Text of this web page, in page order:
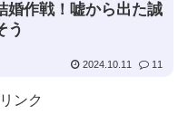
婚作戦！嘘から出た誠
う
2024.10.11 11
ンク